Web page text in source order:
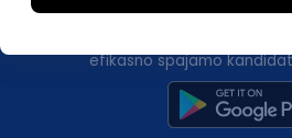
Okupljamo IT
efikasno spajamo